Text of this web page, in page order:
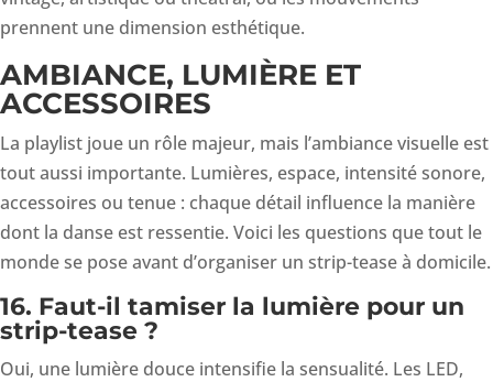
prennent une dimension esthétique.
AMBIANCE, LUMIÈRE ET
ACCESSOIRES
La playlist joue un rôle majeur, mais l’ambiance visuelle est
tout aussi importante. Lumières, espace, intensité sonore,
accessoires ou tenue : chaque détail influence la manière
dont la danse est ressentie. Voici les questions que tout le
monde se pose avant d’organiser un strip-tease à domicile.
16. Faut-il tamiser la lumière pour un
strip-tease ?
Oui, une lumière douce intensifie la sensualité. Les LED,